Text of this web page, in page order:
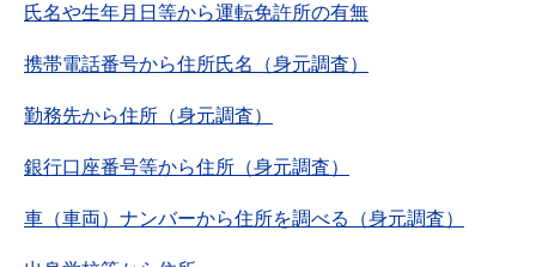
氏名や生年月日等から運転免許所の有無
携帯電話番号から住所氏名（身元調査）
勤務先から住所（身元調査）
銀行口座番号等から住所（身元調査）
車（車両）ナンバーから住所を調べる（身元調査）